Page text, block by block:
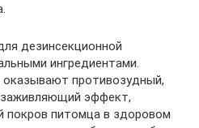
дезинсекционной
ингредиентами.
противозудный,
заживляющий эффект,
покров питомца в здоровом